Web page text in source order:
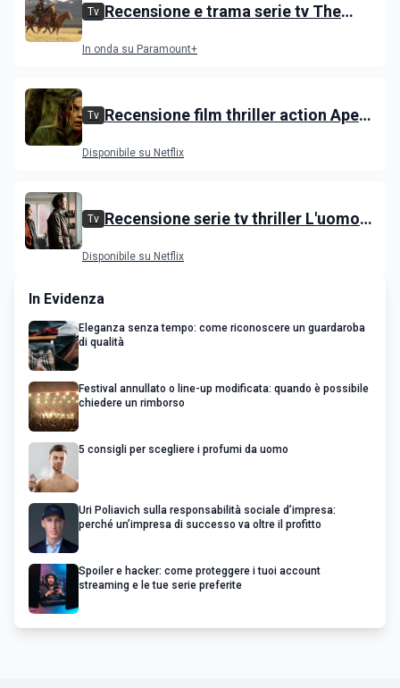
Tv Recensione e trama serie tv The
di Yellowstone
In onda su Paramount+
Tv Recensione film thriller action Apex
Egerton
Disponibile su Netflix
Tv Recensione serie tv thriller L'uomo
Disponibile su Netflix
In Evidenza
Eleganza senza tempo: come riconoscere un guardaroba
di qualità
Festival annullato o line-up modificata: quando è possibile
chiedere un rimborso
5 consigli per scegliere i profumi da uomo
Uri Poliavich sulla responsabilità sociale d’impresa:
perché un’impresa di successo va oltre il profitto
Spoiler e hacker: come proteggere i tuoi account
streaming e le tue serie preferite